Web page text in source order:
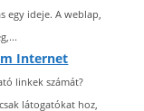
egy ideje. A weblap,
Internet
linkek számát?
látogatókat hoz,